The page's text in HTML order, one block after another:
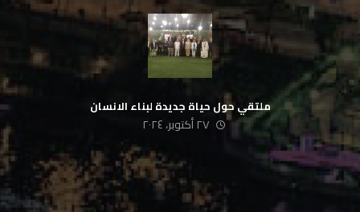
ملتقي حول حياة جديدة لبناء الانسان
٢٧ أكتوبر، ٢٠٢٤